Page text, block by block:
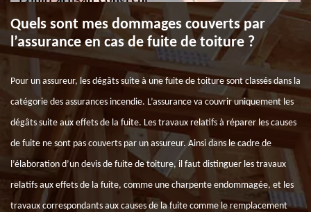
Quels sont mes dommages couverts par
l’assurance en cas de fuite de toiture ?
Pour un assureur, les dégâts suite à une fuite de toiture sont classés dans la
catégorie des assurances incendie. L’assurance va couvrir uniquement les
dégâts suite aux effets de la fuite. Les travaux relatifs à réparer les causes
de fuite ne sont pas couverts par un assureur. Ainsi dans le cadre de
l’élaboration d’un devis de fuite de toiture, il faut distinguer les travaux
relatifs aux effets de la fuite, comme une charpente endommagée, et les
travaux correspondants aux causes de la fuite comme le remplacement